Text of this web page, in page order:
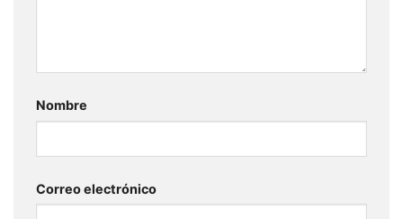
Nombre
Correo electrónico